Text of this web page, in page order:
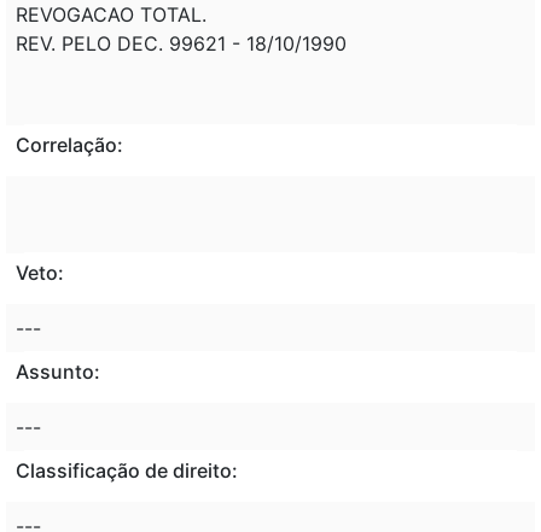
REVOGACAO TOTAL.
REV. PELO DEC. 99621 - 18/10/1990
Correlação:
Veto:
---
Assunto:
---
Classificação de direito:
---